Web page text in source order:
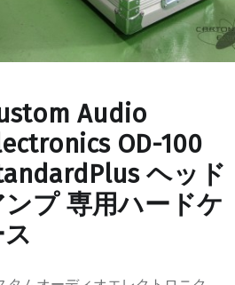
Audio
OD-100
ヘッド
ンプ 専用ハードケ